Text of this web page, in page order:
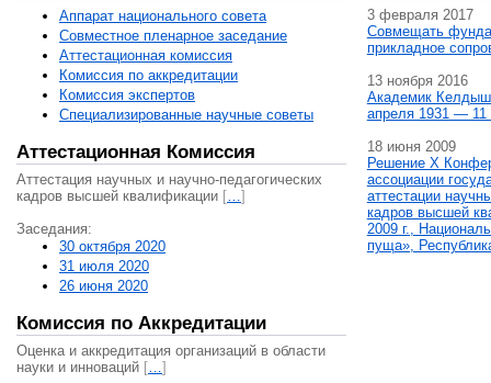
Аппарат национального совета
Совместное пленарное заседание
Аттестационная комисcия
Комиссия по аккредитации
Комиссия экспертов
Специализированные научные советы
Аттестационная Комиссия
Аттестация научных и научно-педагогических
кадров высшей квалификации […]
Заседания:
30 октября 2020
31 июля 2020
26 июня 2020
Комиссия по Аккредитации
Оценка и аккредитация организаций в области
науки и инноваций […]
3 февраля 2017
Совмещать
прикладное
13 ноября 2016
Академик
апреля 1931 — 11
18 июня 2009
Решение X
ассоциации
аттестации
кадров высшей
2009 г.,
пуща»,